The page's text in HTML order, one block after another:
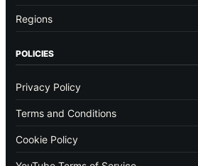
Regions
POLICIES
Privacy Policy
Terms and Conditions
Cookie Policy